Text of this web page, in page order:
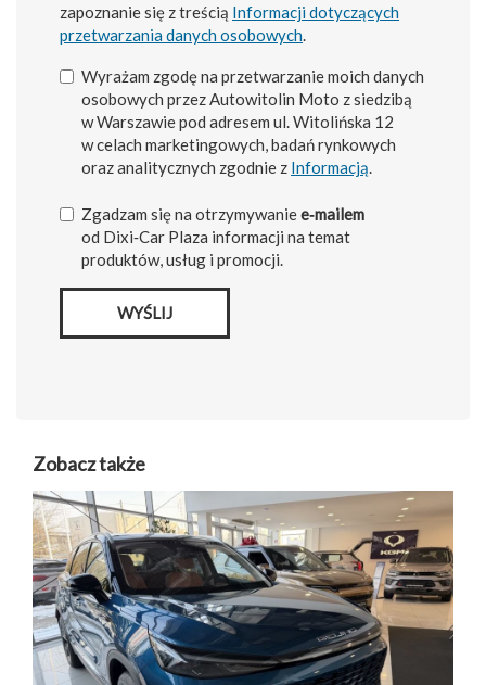
zapoznanie się z treścią Informacji dotyczących
przetwarzania danych osobowych
Wyrażam zgodę na przetwarzanie moich danych
osobowych przez Autowitolin Moto z siedzibą
w Warszawie pod adresem ul. Witolińska 12
w celach marketingowych, badań rynkowych
oraz analitycznych zgodnie z Informacją
Zgadzam się na otrzymywaniee‑mailem
od Dixi‑Car Plaza informacji na temat
produktów, usług i promocji.
WYŚLIJ
Zobacz także